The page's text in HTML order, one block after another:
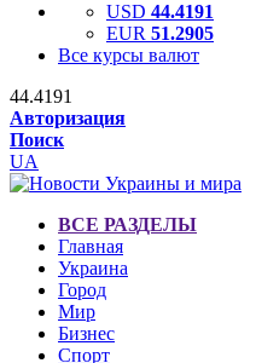
USD 44.4191
EUR 51.2905
Все курсы валют
44.4191
Авторизация
Поиск
UA
ВСЕ РАЗДЕЛЫ
Главная
Украина
Город
Мир
Бизнес
Спорт